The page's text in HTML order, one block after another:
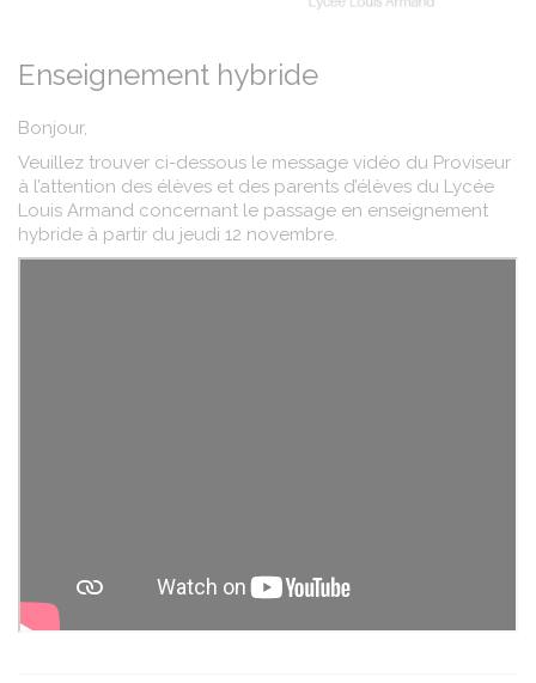
Enseignement hybride
Bonjour,
Veuillez trouver ci-dessous le message vidéo du Proviseur
à l’attention des élèves et des parents d’élèves du Lycée
Louis Armand concernant le passage en enseignement
hybride à partir du jeudi 12 novembre.